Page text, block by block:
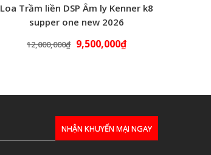
Loa Trầm liền DSP Âm ly Kenner k8
supper one new 2026
12,000,000₫ 9,500,000₫